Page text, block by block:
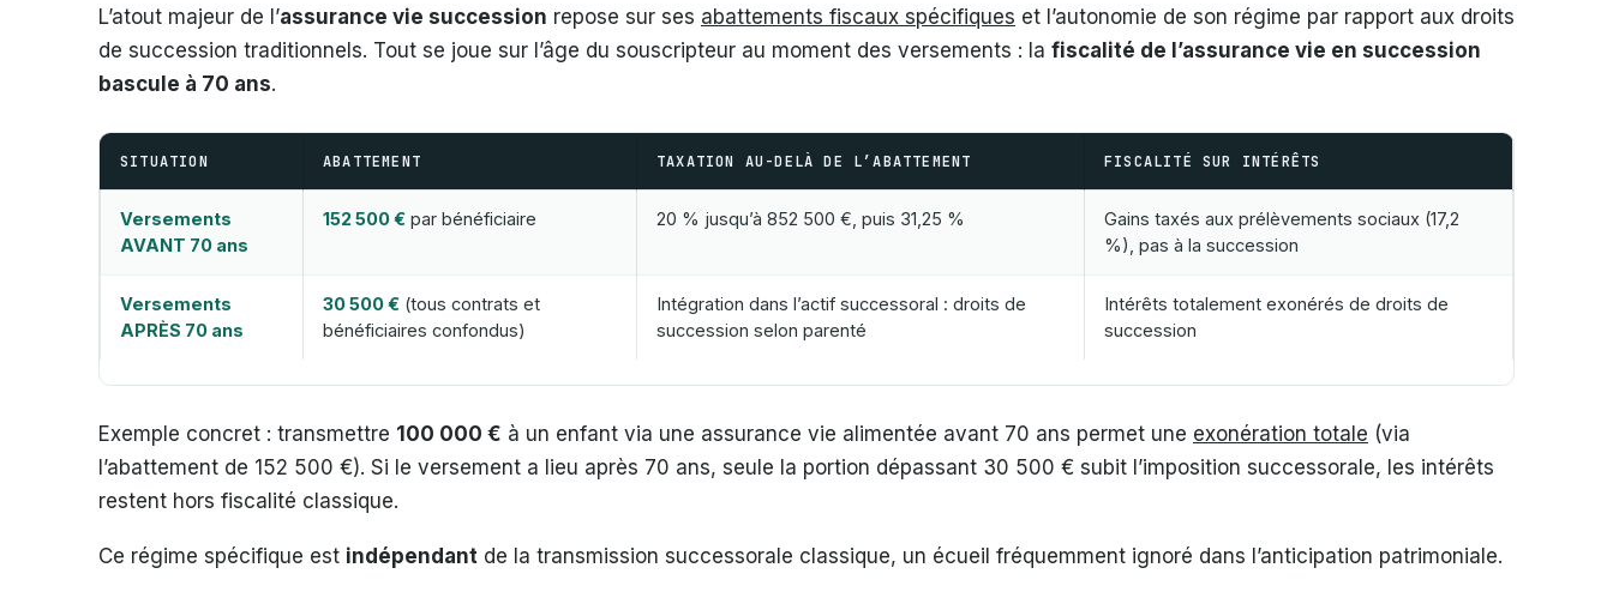
L’atout majeur de l’assurance vie succession repose sur ses abattements fiscaux spécifiques et l’autonomie de son régime par rapport aux droits
de succession traditionnels. Tout se joue sur l’âge du souscripteur au moment des versements : la fiscalité de l’assurance vie en succession
bascule à 70 ans.
SITUATION ABATTEMENT TAXATION AU-DELÀ DE L’ABATTEMENT FISCALITÉ SUR INTÉRÊTS
Versements
AVANT 70 ans
152 500 € par bénéficiaire 20 % jusqu’à 852 500 €, puis 31,25 %
Gains taxés aux prélèvements sociaux (17,2
%), pas à la succession
Versements
APRÈS 70 ans
30 500 € (tous contrats et
bénéficiaires confondus)
Intégration dans l’actif successoral : droits de
succession selon parenté
Intérêts totalement exonérés de droits de
succession
Exemple concret : transmettre 100 000 € à un enfant via une assurance vie alimentée avant 70 ans permet une exonération totale (via
l’abattement de 152 500 €). Si le versement a lieu après 70 ans, seule la portion dépassant 30 500 € subit l’imposition successorale, les intérêts
restent hors fiscalité classique.
Ce régime spécifique est indépendant de la transmission successorale classique, un écueil fréquemment ignoré dans l’anticipation patrimoniale.